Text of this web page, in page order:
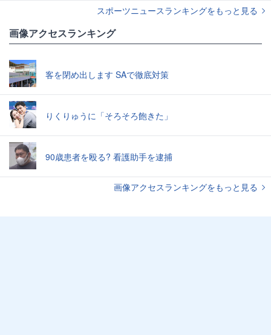
スポーツニュースランキングをもっと見る
画像アクセスランキング
客を閉め出します SAで徹底対策
りくりゅうに「そろそろ飽きた」
90歳患者を殴る? 看護助手を逮捕
画像アクセスランキングをもっと見る